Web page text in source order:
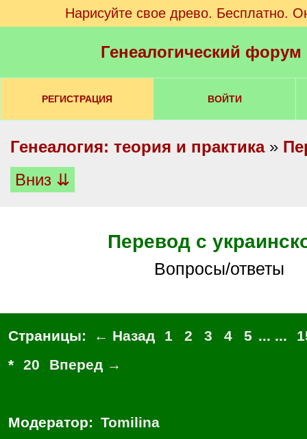
Нарисуйте свое древо. Бесплатно.
Генеалогический
РЕГИСТРАЦИЯ ВОЙТИ
Генеалогия: теория и практика»
Вниз ⇊
Перевод с
Вопросы/ответы
Страницы: ← Назад 1 2 3 4 5 ... ...
*
20 Вперед →
Модератор: Tomilina